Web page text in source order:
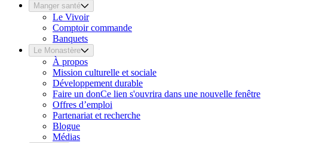
Manger santé
Le Vivoir
Comptoir commande
Banquets
Le Monastère
À propos
Mission culturelle et sociale
Développement durable
Faire un donCe lien s'ouvrira dans une nouvelle fenêtre
Offres d’emploi
Partenariat et recherche
Blogue
Médias